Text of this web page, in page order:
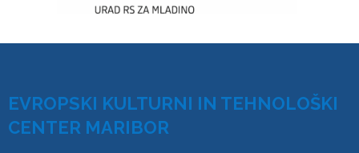
EVROPSKI KULTURNI IN TEHNOLOŠKI
CENTER MARIBOR